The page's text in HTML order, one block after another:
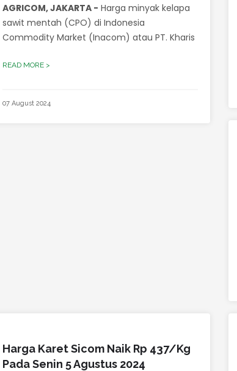
AGRICOM, JAKARTA - Harga minyak kelapa
sawit mentah (CPO) di Indonesia
Commodity Market (Inacom) atau PT. Kharis
READ MORE >
07 August 2024
Harga Karet Sicom Naik Rp 437/Kg
Pada Senin 5 Agustus 2024